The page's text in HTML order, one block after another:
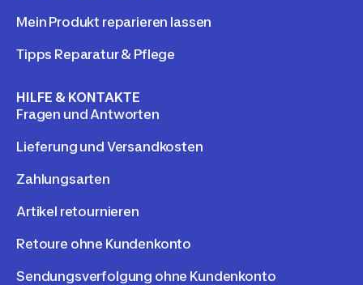
Mein Produkt reparieren lassen
Tipps Reparatur & Pflege
HILFE & KONTAKTE
Fragen und Antworten
Lieferung und Versandkosten
Zahlungsarten
Artikel retournieren
Retoure ohne Kundenkonto
Sendungsverfolgung ohne Kundenkonto